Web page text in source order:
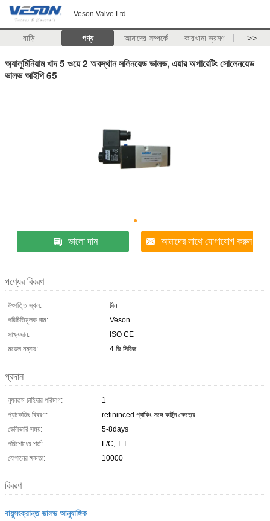
Veson Valve Ltd.
বাড়ি পণ্য আমাদের সম্পর্কে কারখানা ভ্রমণ >>
অ্যালুমিনিয়াম খাদ 5 ওয়ে 2 অবস্থান সলিনয়েড ভালভ, এয়ার অপারেটিং সোলেনয়েড
ভালভ আইপি 65
ভালো দাম আমাদের সাথে যোগাযোগ করুন
পণ্যের বিবরণ
উৎপত্তি স্থল:
চীন
পরিচিতিমুলক নাম:
Veson
সাক্ষ্যদান:
ISO CE
মডেল নম্বার:
4 ভি সিরিজ
প্রদান
ন্যূনতম চাহিদার পরিমাণ:
1
প্যাকেজিং বিবরণ:
refininced প্যাকিং সঙ্গে কার্টুন ক্ষেত্রে
ডেলিভারি সময়:
5-8days
পরিশোধের শর্ত:
L/C, T T
যোগানের ক্ষমতা:
10000
বিবরণ
বায়ুসংক্রান্ত ভালভ আনুষাঙ্গিক